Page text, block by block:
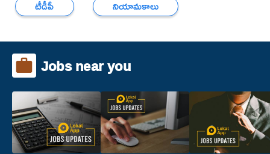
టీడీపీ నియామకాలు
Jobs near you